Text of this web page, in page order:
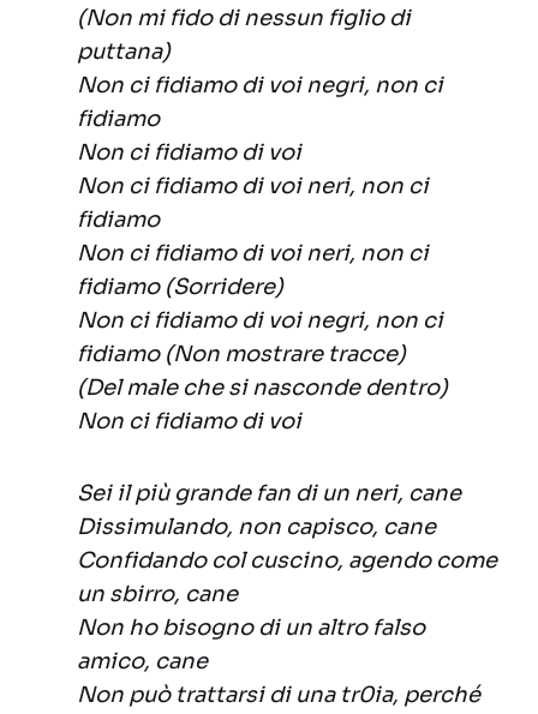
(Non mi fido di nessun figlio di
puttana)
Non ci fidiamo di voi negri, non ci
fidiamo
Non ci fidiamo di voi
Non ci fidiamo di voi neri, non ci
fidiamo
Non ci fidiamo di voi neri, non ci
fidiamo (Sorridere)
Non ci fidiamo di voi negri, non ci
fidiamo (Non mostrare tracce)
(Del male che si nasconde dentro)
Non ci fidiamo di voi
Sei il più grande fan di un neri, cane
Dissimulando, non capisco, cane
Confidando col cuscino, agendo come
un sbirro, cane
Non ho bisogno di un altro falso
amico, cane
Non può trattarsi di una tr0ia, perché